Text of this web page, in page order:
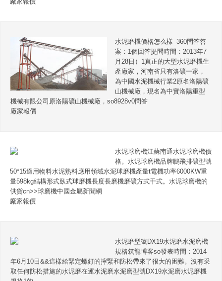
水泥磨機價格怎么樣_360問答答
案：1個回答提問時間：2013年7
月28日）1真正的大型水泥磨機生
產廠家，河南省只有洛礦一家，
為中國水泥機械行業2原名洛陽礦
山機械廠，現名為中實洛陽重型
機械有限公司原洛陽礦山機械廠，so8928v0問答
廠家報價
水泥球磨機江蘇南通水泥球磨機價
格。水泥球磨機品牌鵬飛排礦型號
50*15適用物料水泥熟料應用領域水泥球磨機產量t電機功率6000KW重
量598kg結構形式臥式球磨機長度長磨機磨礦方式干式。水泥球磨機的
供貨cn>>球磨機中國金屬新聞網
廠家報價
水泥磨型號DX19水泥磨水泥磨機
規格筑龍博客so發表時間：2014
年6月10日&&這樣給緊定螺釘的擰緊和防松帶來了很大的困難。沒有采
取任何防松措施的水泥磨在運水泥磨水泥磨型號DX19水泥磨水泥磨機